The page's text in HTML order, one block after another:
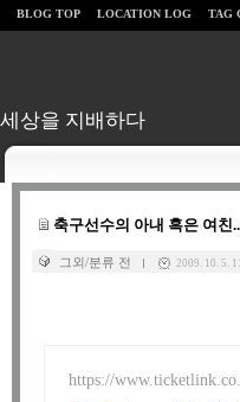
세상을 지배하다
BLOG TOP LOCATION LOG TAG
축구선수의 아내 혹은 여친
그외/분류 전 2009. 10. 5.
https://